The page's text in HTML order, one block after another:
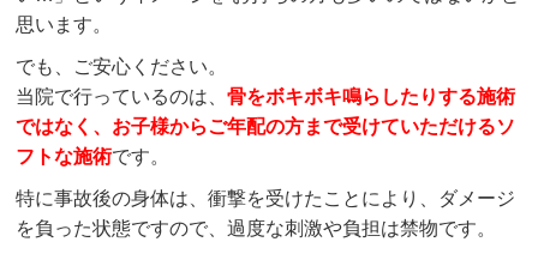
思います。
でも、ご安心ください。
当院で行っているのは、骨をボキボキ鳴らしたりする施術
ではなく、お子様からご年配の方まで受けていただけるソ
フトな施術です。
特に事故後の身体は、衝撃を受けたことにより、ダメージ
を負った状態ですので、過度な刺激や負担は禁物です。